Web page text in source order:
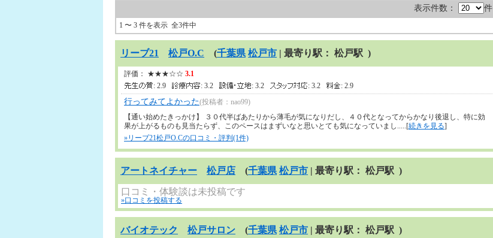
表示件数： 件
1 〜 3 件を表示 全3件中
リーブ21 松戸O.C (千葉県 松戸市 | 最寄り駅： 松戸駅 )
評価： ★★★☆☆ 3.1
: 2.9
: 3.2 : 3.2 : 3.2 : 2.9
行ってみてよかった(投稿者：nao99)
【通い始めたきっかけ】 ３０代半ばあたりから薄毛が気になりだし、４０代となってからかなり後退し、特に効
果が上がるものも見当たらず、このペースはまずいなと思いとても気になっていまし.....[続きを見る]
»リーブ21松戸O.Cの口コミ・評判(1件)
アートネイチャー 松戸店 (千葉県 松戸市 | 最寄り駅： 松戸駅 )
口コミ・体験談は未投稿です
»口コミを投稿する
バイオテック 松戸サロン (千葉県 松戸市 | 最寄り駅： 松戸駅 )